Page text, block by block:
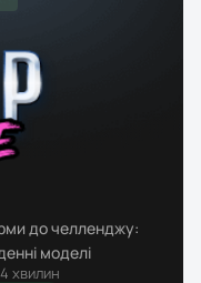
до челленджу:
моделі
хвилин